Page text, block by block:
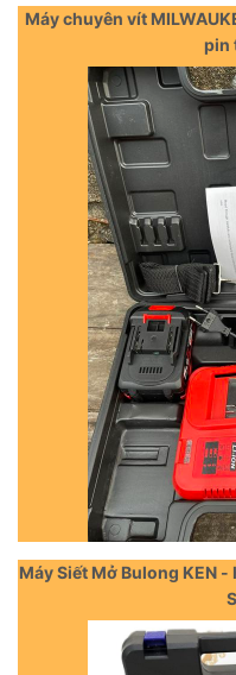
Máy chuyên vít
pin
Máy Siết Mở Bulong KEN -